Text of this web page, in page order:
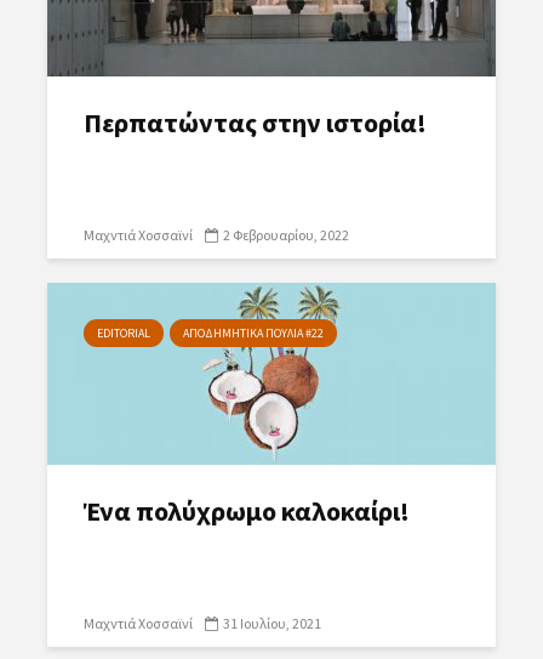
Περπατώντας στην ιστορία!
Μαχντιά Χοσσαϊνί 2 Φεβρουαρίου, 2022
EDITORIAL ΑΠΟΔΗΜΗΤΙΚΑ ΠΟΥΛΙΑ #22
Ένα πολύχρωμο καλοκαίρι!
Μαχντιά Χοσσαϊνί 31 Ιουλίου, 2021